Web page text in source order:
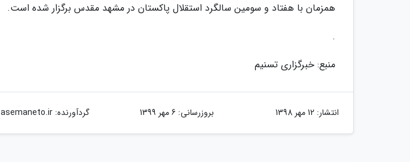
همزمان با هفتاد و سومین سالگرد استقلال پاکستان در مشهد مقدس برگزار شده است.
.
منبع: خبرگزاری تسنیم
انتشار: 12 مهر 1398 بروزرسانی: 6 مهر 1399 گردآورنده:asemaneto.ir